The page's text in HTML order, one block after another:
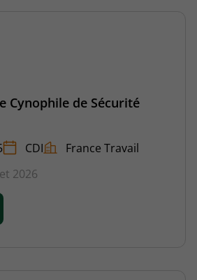
Cynophile de Sécurité
CDI
France Travail
2026